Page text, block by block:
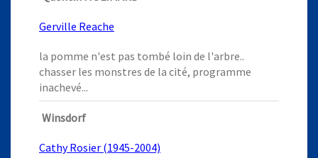
Gerville Reache
la pomme n'est pas tombé loin de l'arbre..
chasser les monstres de la cité, programme
inachevé...
Winsdorf
Cathy Rosier (1945-2004)